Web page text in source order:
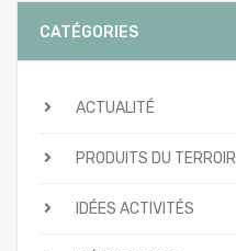
CATÉGORIES
ACTUALITÉ
PRODUITS DU TERROIR
IDÉES ACTIVITÉS